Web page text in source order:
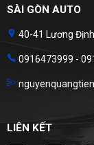
SÀI GÒN AUTO
40-41 Lương Định
0916473999 -
LIÊN KẾT